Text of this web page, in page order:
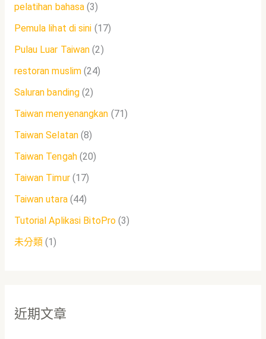
pelatihan bahasa (3)
Pemula lihat di sini (17)
Pulau Luar Taiwan (2)
restoran muslim (24)
Saluran banding (2)
Taiwan menyenangkan (71)
Taiwan Selatan(8)
Taiwan Tengah(20)
Taiwan Timur(17)
Taiwan utara(44)
Tutorial Aplikasi BitoPro (3)
未分類(1)
近期文章